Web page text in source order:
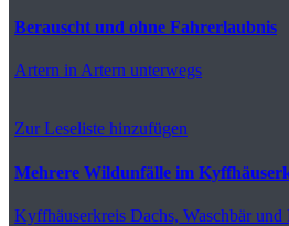
Berauscht und ohne Fahrerlaubnis
Artern in Artern unterwegs
Zur Leseliste hinzufügen
Mehrere Wildunfälle im
Kyffhäuserkreis Dachs, Waschbär und